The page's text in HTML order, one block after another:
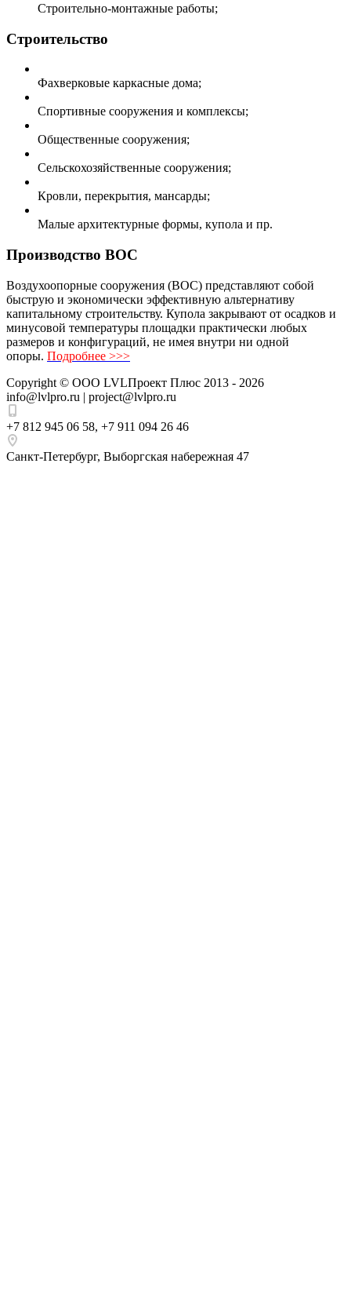
Строительно-монтажные работы;
Строительство
Фахверковые каркасные дома;
Спортивные сооружения и комплексы;
Общественные сооружения;
Сельскохозяйственные сооружения;
Кровли, перекрытия, мансарды;
Малые архитектурные формы, купола и пр.
Производство ВОС
Воздухоопорные сооружения (ВОС) представляют собой
быструю и экономически эффективную альтернативу
капитальному строительству. Купола закрывают от осадков и
минусовой температуры площадки практически любых
размеров и конфигураций, не имея внутри ни одной
опоры. Подробнее >>>
Copyright © ООО LVLПроект Плюс 2013 - 2026
info@lvlpro.ru | project@lvlpro.ru
+7 812 945 06 58, +7 911 094 26 46
Санкт-Петербург, Выборгская набережная 47